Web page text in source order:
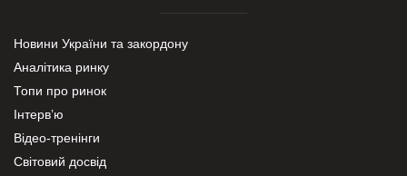
Новини України та закордону
Аналітика ринку
Топи про ринок
Інтерв’ю
Відео-тренінги
Світовий досвід